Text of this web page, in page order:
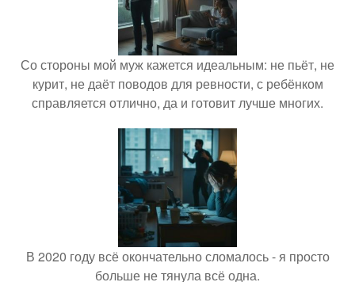
Со стороны мой муж кажется идеальным: не пьёт, не
курит, не даёт поводов для ревности, с ребёнком
справляется отлично, да и готовит лучше многих.
В 2020 году всё окончательно сломалось - я просто
больше не тянула всё одна.